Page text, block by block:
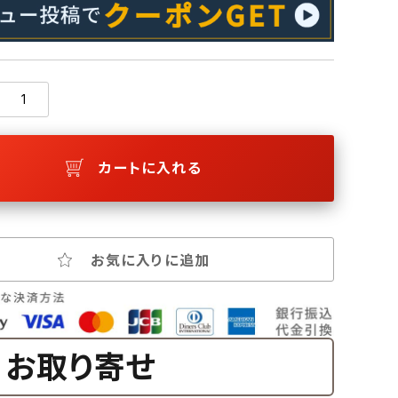
カートに入れる
お気に入りに追加
お取り寄せ